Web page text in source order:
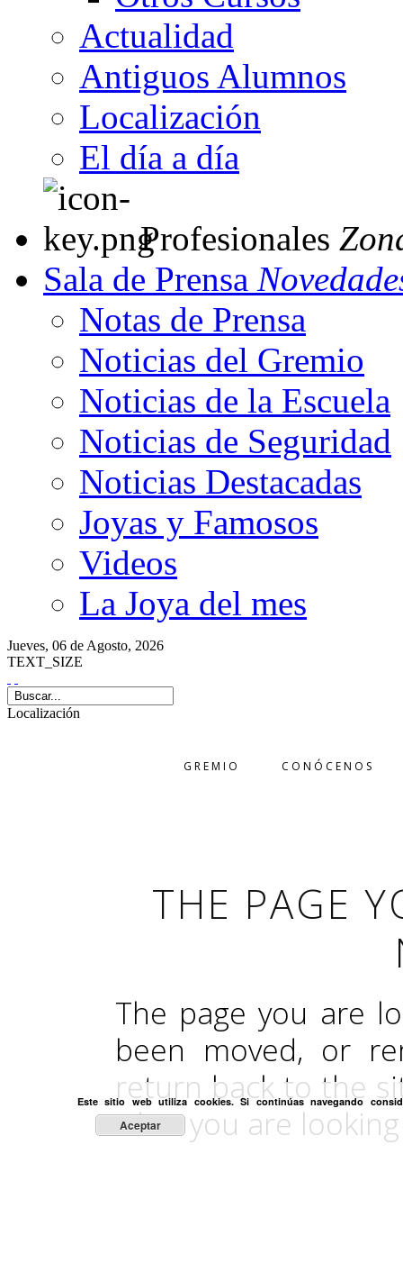
Actualidad
Antiguos Alumnos
Localización
El día a día
Profesionales
Sala de Prensa
Notas de Prensa
Noticias del Gremio
Noticias de la Escuela
Noticias de Seguridad
Noticias Destacadas
Joyas y Famosos
Videos
La Joya del mes
Jueves, 06 de Agosto, 2026
TEXT_SIZE
Localización